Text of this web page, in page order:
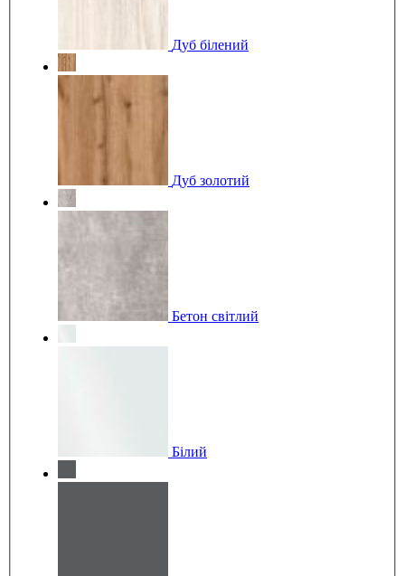
Дуб білений
Дуб золотий
Бетон світлий
Білий